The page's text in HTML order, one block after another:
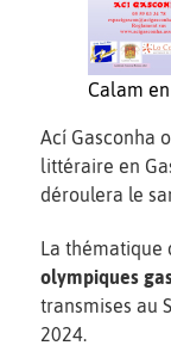
Calam
Ací Gasconha
littéraire en
déroulera le
La thématique
olympiques
transmises au
2024.